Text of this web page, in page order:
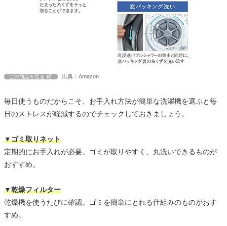
この商品を見る 出典：Amazon
毎日使うものだからこそ、お手入れ方法が簡単な洗濯機を選ぶと毎
日のストレスが軽減するのでチェックしておきましょう。
▼ゴミ取りネット
定期的にお手入れが必要。ゴミが取りやすく、丸洗いできるものが
おすすめ。
▼乾燥フィルター
乾燥機を使うたびに確認。ゴミを簡単にとれる仕組みのものがおす
すめ。